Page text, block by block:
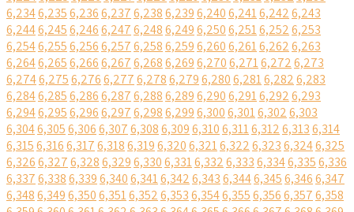
6,2346,2356,2366,2376,2386,2396,2406,2416,2426,243
6,2446,2456,2466,2476,2486,2496,2506,2516,2526,253
6,2546,2556,2566,2576,2586,2596,2606,2616,2626,263
6,2646,2656,2666,2676,2686,2696,2706,2716,2726,273
6,2746,2756,2766,2776,2786,2796,2806,2816,2826,283
6,2846,2856,2866,2876,2886,2896,2906,2916,2926,293
6,2946,2956,2966,2976,2986,2996,3006,3016,3026,303
6,3046,3056,3066,3076,3086,3096,3106,3116,3126,3136,314
6,3156,3166,3176,3186,3196,3206,3216,3226,3236,3246,325
6,3266,3276,3286,3296,3306,3316,3326,3336,3346,3356,336
6,3376,3386,3396,3406,3416,3426,3436,3446,3456,3466,347
6,3486,3496,3506,3516,3526,3536,3546,3556,3566,3576,358